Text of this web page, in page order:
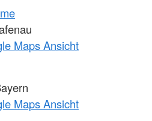
Maps Ansicht
Maps Ansicht